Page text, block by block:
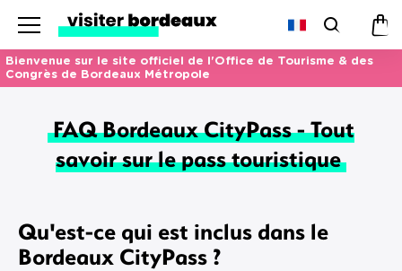
Menu
Bienvenue sur le site officiel de l'Office de Tourisme & des
Congrès de Bordeaux Métropole
FAQ Bordeaux CityPass - Tout
savoir sur le pass touristique
Qu'est-ce qui est inclus dans le
Bordeaux CityPass ?